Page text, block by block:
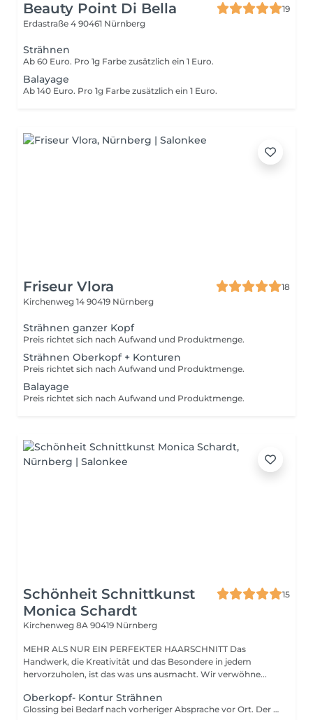
Beauty Point Di Bella
19
Erdastraße 4 90461 Nürnberg
Strähnen
Ab 60 Euro. Pro 1g Farbe zusätzlich ein 1 Euro.
Balayage
Ab 140 Euro. Pro 1g Farbe zusätzlich ein 1 Euro.
Friseur Vlora
18
Kirchenweg 14 90419 Nürnberg
Strähnen ganzer Kopf
Preis richtet sich nach Aufwand und Produktmenge.
Strähnen Oberkopf + Konturen
Preis richtet sich nach Aufwand und Produktmenge.
Balayage
Preis richtet sich nach Aufwand und Produktmenge.
Schönheit Schnittkunst
Monica Schardt
15
Kirchenweg 8A 90419 Nürnberg
MEHR ALS NUR EIN PERFEKTER HAARSCHNITT Das
Handwerk, die Kreativität und das Besondere in jedem
hervorzuholen, ist das was uns ausmacht. Wir verwöhne...
Oberkopf- Kontur Strähnen
Glossing bei Bedarf nach vorheriger Absprache vor Ort. Der Preis richtet sich nach Aufwand.